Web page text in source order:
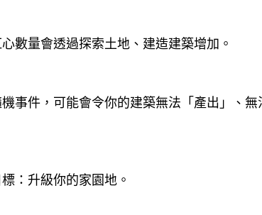
數量會透過探索土地、建造建築增加。
事件，可能會令你的建築無法「產出」、無
：升級你的家園地。